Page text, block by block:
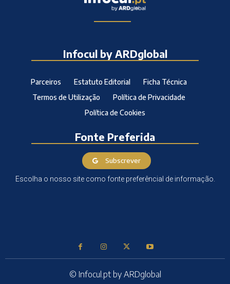
Infocul by ARDglobal
Parceiros Estatuto Editorial
Ficha Técnica
Termos de Utilização
Política de Privacidade
Política de Cookies
Fonte Preferida
Subscrever
Escolha o nosso site como fonte preferêncial de informação.
© Infocul.pt by ARDglobal